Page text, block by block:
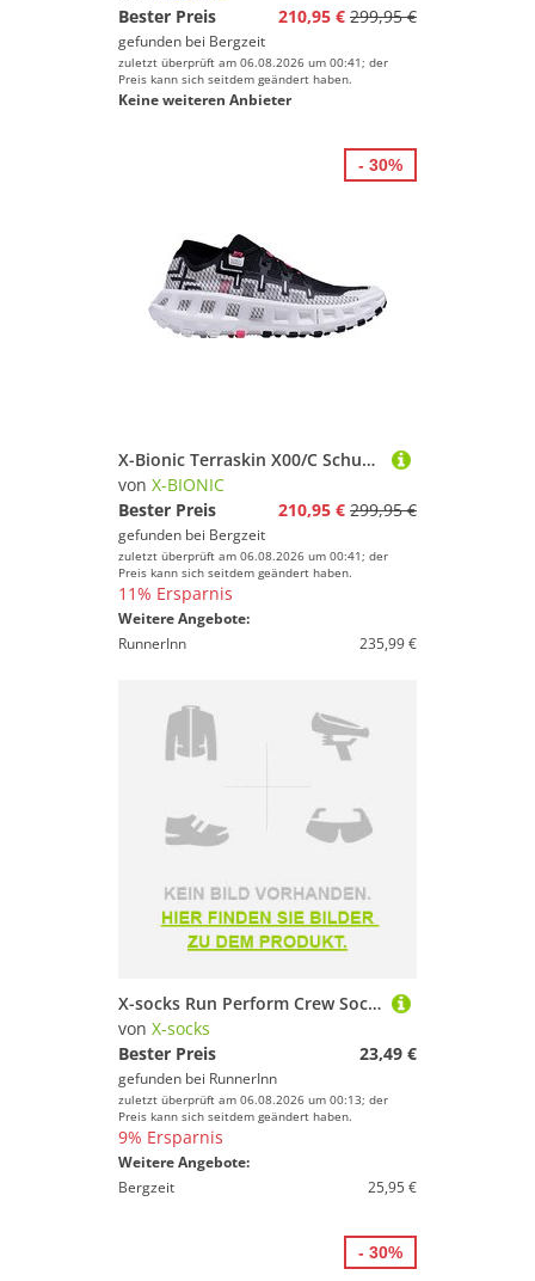
Bester Preis
210,95 € 299,95 €
gefunden bei Bergzeit
zuletzt überprüft am 06.08.2026 um 00:41; der
Preis kann sich seitdem geändert haben.
Keine weiteren Anbieter
X-Bionic Terraskin X00/C Schuhe
von X-BIONIC
Bester Preis
210,95 € 299,95 €
gefunden bei Bergzeit
zuletzt überprüft am 06.08.2026 um 00:41; der
Preis kann sich seitdem geändert haben.
11% Ersparnis
Weitere Angebote:
RunnerInn
235,99 €
- 30%
X-socks Run Perform Crew Socks Rosa EU 35-38
von X-socks
Bester Preis
23,49 €
gefunden bei RunnerInn
zuletzt überprüft am 06.08.2026 um 00:13; der
Preis kann sich seitdem geändert haben.
9% Ersparnis
Weitere Angebote:
Bergzeit
25,95 €
- 30%